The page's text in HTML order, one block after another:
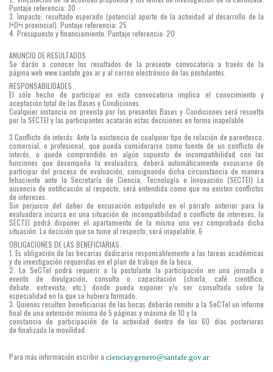
Puntaje referencia: 30
3. Impacto, resultado esperado (potencial aporte de la actividad al desarrollo de la
I+D+i provincial). Puntaje referencia: 25
4. Presupuesto y financiamiento. Puntaje referencia: 20
ANUNCIO DE RESULTADOS
Se darán a conocer los resultados de la presente convocatoria a través de la
página web www.santafe.gov.ar y al correo electrónico de las postulantes.
RESPONSABILIDADES
El sólo hecho de participar en esta convocatoria implica el conocimiento y
aceptación total de las Bases y Condiciones.
Cualquier instancia no prevista por las presentes Bases y Condiciones será resuelta
por la SECTEI y las participantes acatarán estas decisiones en forma inapelable.
3 Conflicto de interés: Ante la existencia de cualquier tipo de relación de parentesco,
comercial, o profesional, que pueda considerarse como fuente de un conflicto de
interés, o quede comprendido en algún supuesto de incompatibilidad con las
funciones que desempeña la evaluadora, deberá automáticamente excusarse de
participar del proceso de evaluación, consignando dicha circunstancia de manera
fehaciente ante la Secretaría de Ciencia, Tecnología e Innovación (SECTEI) La
ausencia de notificación al respecto, será entendida como que no existen conflictos
de intereses.
Sin perjuicio del deber de excusación estipulado en el párrafo anterior para la
evaluadora incursa en una situación de incompatibilidad o conflicto de intereses, la
SECTEI podrá disponer el apartamiento de la misma una vez comprobada dicha
situación. La decisión que se tome al respecto, será inapelable. 6
OBLIGACIONES DE LAS BENEFICIARIAS.
1. Es obligación de las becarias dedicarse responsablemente a las tareas académicas
y de investigación requeridas en el plan de trabajo de la beca.
2. La SeCTeI podrá requerir a la postulante la participación en una jornada o
evento de divulgación, consulta o capacitación (charla, café científico,
debate, entrevista, etc.) donde pueda exponer y/o ser consultada sobre la
especialidad en la que se hubiera formado.
3. Quienes resulten beneficiarias de las becas deberán remitir a la SeCTeI un informe
final de una extensión mínima de 5 páginas y máxima de 10 y la
constancia de participación de la actividad dentro de los 60 días posteriores
de finalizada la movilidad.
Para más información escribir a cienciaygenero@santafe.gov.ar